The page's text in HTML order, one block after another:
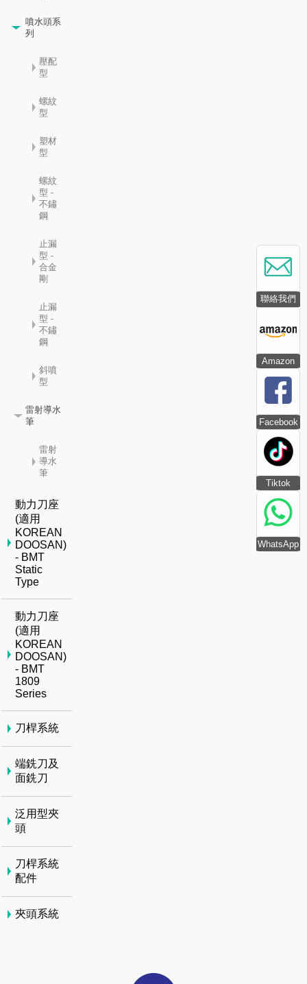
聯絡我們
Amazon
Facebook
Tiktok
WhatsApp
噴水頭系
列
壓配
型
螺紋
型
塑材
型
螺紋
型 -
不鏽
鋼
止漏
型 -
合金
剛
止漏
型 -
不鏽
鋼
斜噴
型
雷射導水
筆
雷射
導水
筆
動力刀座
(適用
KOREAN
DOOSAN)
- BMT
Static
Type
動力刀座
(適用
KOREAN
DOOSAN)
- BMT
1809
Series
刀桿系統
端銑刀及
面銑刀
泛用型夾
頭
刀桿系統
配件
夾頭系統